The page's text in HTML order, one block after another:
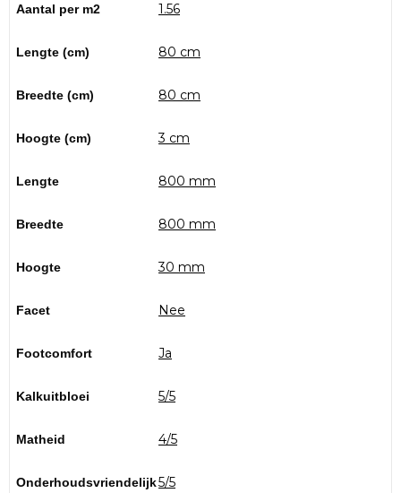
Aantal per m2 1.56
Lengte (cm) 80 cm
Breedte (cm) 80 cm
Hoogte (cm) 3 cm
Lengte 800 mm
Breedte 800 mm
Hoogte 30 mm
Facet Nee
Footcomfort Ja
Kalkuitbloei 5/5
Matheid 4/5
Onderhoudsvriendelijk5/5